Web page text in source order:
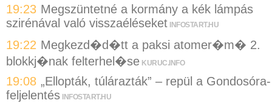
19:23 Megszüntetné a kormány a kék lámpás
szirénával való visszaéléseket INFOSTART.HU
19:22 Megkezd�d�tt a paksi atomer�m� 2.
blokkj�nak felterhel�se KURUC.INFO
19:08 „Ellopták, túlárazták” – repül a Gondosóra-
feljelentés INFOSTART.HU